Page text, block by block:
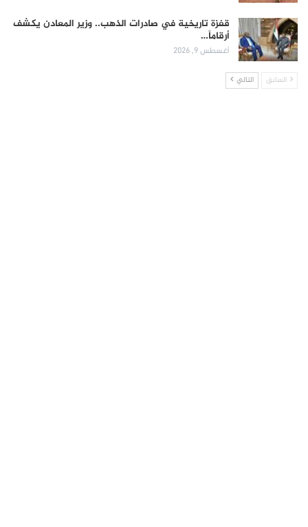
قفزة تاريخية في صادرات الذهب.. وزير المعادن يكشف
أرقاماً…
أغسطس 9, 2026
السابق التالي